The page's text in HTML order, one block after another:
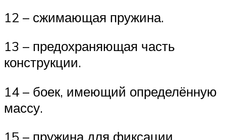
12 – сжимающая пружина.
13 – предохраняющая часть
конструкции.
14 – боек, имеющий определённую
массу.
15 – пружина для фиксации.